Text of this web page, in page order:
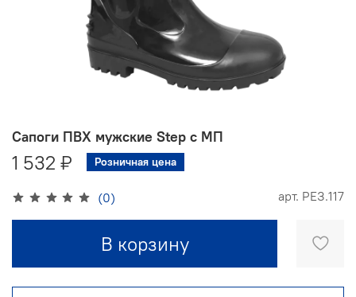
(0) арт. РЕЗ.117
Сапоги ПВХ мужские Step с МП
1 532 ₽ Розничная цена
В корзину